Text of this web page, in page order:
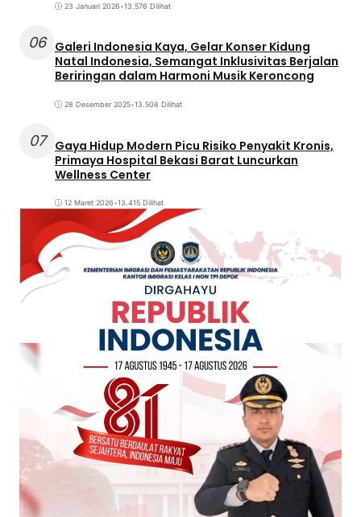
23 Januari 2026•13.576 Dilihat
06 Galeri Indonesia Kaya, Gelar Konser Kidung
Natal Indonesia, Semangat Inklusivitas Berjalan
Beriringan dalam Harmoni Musik Keroncong
28 Desember 2025•13.508 Dilihat
07
Gaya Hidup Modern Picu Risiko Penyakit Kronis,
Primaya Hospital Bekasi Barat Luncurkan
Wellness Center
12 Maret 2026•13.415 Dilihat